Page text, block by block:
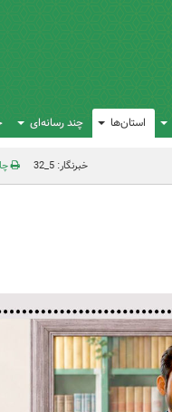
استان‌ها چند رسانه‌ای
خبرنگار: 5_32